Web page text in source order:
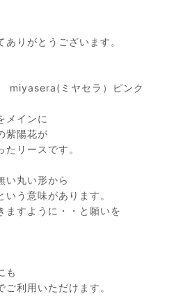
ありがとうございます。
miyasera(ミヤセラ）ピンク
メインに
紫陽花が
リースです。
い丸い形から
う意味があります。
ますように・・と願いを
も
利用いただけます。